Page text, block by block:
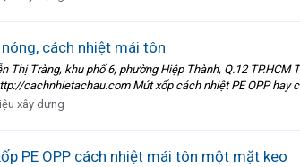
cách nhiệt mái tôn
Thị Tràng, khu phố 6, phường Hiệp Thành, Q.12
cachnhietachau.com Mút xốp cách nhiệt PE OPP hay
xây dựng
PE OPP cách nhiệt mái tôn một mặt keo